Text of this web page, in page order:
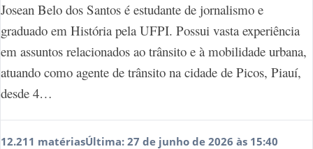
Josean Belo dos Santos é estudante de jornalismo e
graduado em História pela UFPI. Possui vasta experiência
em assuntos relacionados ao trânsito e à mobilidade urbana,
atuando como agente de trânsito na cidade de Picos, Piauí,
desde 4…
12.211 matériasÚltima: 27 de junho de 2026 às 15:40